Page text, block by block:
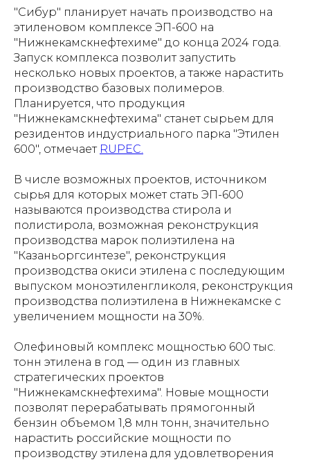
"Сибур" планирует начать производство на
этиленовом комплексе ЭП-600 на
"Нижнекамскнефтехиме" до конца 2024 года.
Запуск комплекса позволит запустить
несколько новых проектов, а также нарастить
производство базовых полимеров.
Планируется, что продукция
"Нижнекамскнефтехима" станет сырьем для
резидентов индустриального парка "Этилен
600", отмечает RUPEC.
В числе возможных проектов, источником
сырья для которых может стать ЭП-600
называются производства стирола и
полистирола, возможная реконструкция
производства марок полиэтилена на
"Казаньоргсинтезе", реконструкция
производства окиси этилена с последующим
выпуском моноэтиленгликоля, реконструкция
производства полиэтилена в Нижнекамске с
увеличением мощности на 30%.
Олефиновый комплекс мощностью 600 тыс.
тонн этилена в год — один из главных
стратегических проектов
"Нижнекамскнефтехима". Новые мощности
позволят перерабатывать прямогонный
бензин объемом 1,8 млн тонн, значительно
нарастить российские мощности по
производству этилена для удовлетворения